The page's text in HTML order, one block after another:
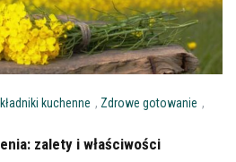
kuchenne , Zdrowe gotowanie ,
zalety i właściwości